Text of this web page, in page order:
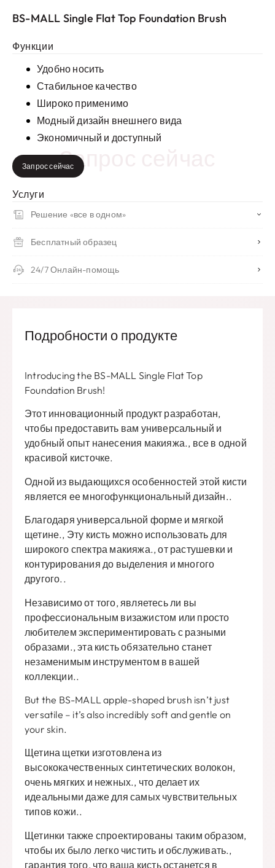
BS-MALL Single Flat Top Foundation Brush
Функции
Удобно носить
Стабильное качество
Широко применимо
Модный дизайн внешнего вида
Экономичный и доступный
Запрос сейчасЗапрос сейчас
Услуги
Решение «все в одном»
Бесплатный образец
24/7 Онлайн-помощь
Подробности о продукте
Introducing the BS-MALL Single Flat Top
Foundation Brush!
Этот инновационный продукт разработан,
чтобы предоставить вам универсальный и
удобный опыт нанесения макияжа., все в одной
красивой кисточке.
Одной из выдающихся особенностей этой кисти
является ее многофункциональный дизайн..
Благодаря универсальной форме и мягкой
щетине., Эту кисть можно использовать для
широкого спектра макияжа., от растушевки и
контурирования до выделения и многого
другого..
Независимо от того, являетесь ли вы
профессиональным визажистом или просто
любителем экспериментировать с разными
образами., эта кисть обязательно станет
незаменимым инструментом в вашей
коллекции..
But the BS-MALL apple-shaped brush isn’t just
versatile – it’s also incredibly soft and gentle on
your skin.
Щетина щетки изготовлена ​​из
высококачественных синтетических волокон,
очень мягких и нежных., что делает их
идеальными даже для самых чувствительных
типов кожи..
Щетинки также спроектированы таким образом,
чтобы их было легко чистить и обслуживать.,
гарантия того, что ваша кисть останется в